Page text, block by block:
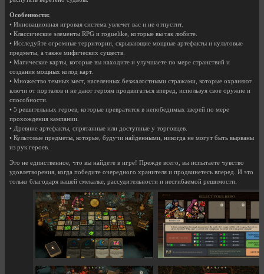
Особенности:
• Инновационная игровая система увлечет вас и не отпустит.
• Классические элементы RPG и roguelike, которые вы так любите.
• Исследуйте огромные территории, скрывающие мощные артефакты и культовые
предметы, а также мифических существ.
• Магические карты, которые вы находите и улучшаете по мере странствий и
создания мощных колод карт.
• Множество темных мест, населенных безжалостными стражами, которые охраняют
ключи от порталов и не дают героям продвигаться вперед, используя свое оружие и
способности.
• 5 решительных героев, которые превратятся в непобедимых зверей по мере
прохождения кампании.
• Древние артефакты, спрятанные или доступные у торговцев.
• Культовые предметы, которые, будучи найденными, никогда не могут быть вырваны
из рук героев.
Это не единственное, что вы найдете в игре! Прежде всего, вы испытаете чувство
удовлетворения, когда победите очередного хранителя и продвинетесь вперед. И это
только благодаря вашей смекалке, рассудительности и несгибаемой решимости.